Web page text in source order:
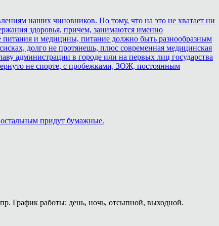
наших чиновников. По тому, что на это не хватает ни
здоровья, причем, занимаются именно
питания и медицины, питание должно быть разнообразным
долго не протянешь, плюс современная медицинская
администрации в городе или на первых лиц государства
не спорте, с пробежками, ЗОЖ, постоянным
остальным придут бумажные.
График работы: день, ночь, отсыпной, выходной.